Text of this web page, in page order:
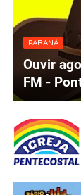
PARANÁ
Ouvir
FM -